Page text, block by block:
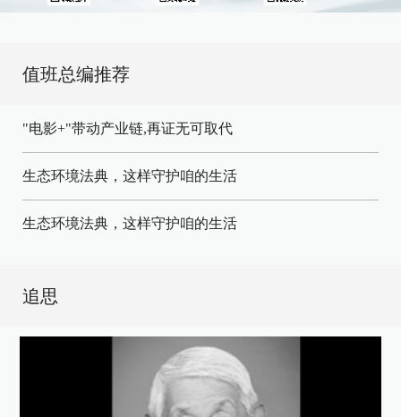
值班总编推荐
"电影+"带动产业链,再证无可取代
生态环境法典，这样守护咱的生活
生态环境法典，这样守护咱的生活
追思